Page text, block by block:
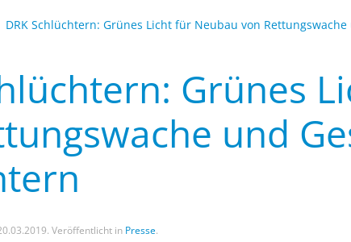
DRK Schlüchtern: Grünes Licht für Neubau von
Grünes
und
. Veröffentlicht in Presse.